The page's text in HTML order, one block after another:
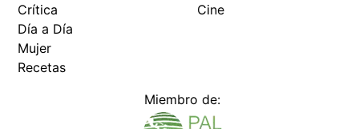
Crítica
Día a Día
Mujer
Recetas
Cine
Miembro de: